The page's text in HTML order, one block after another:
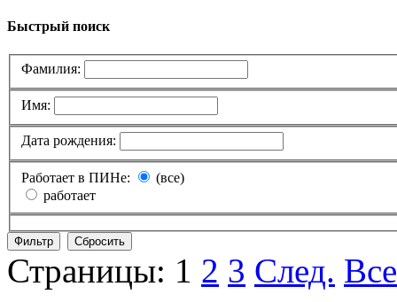
Быстрый поиск
Фамилия:
Имя:
Дата рождения:
Работает в ПИНе:
(все)
работает
Страницы: 1 2 3 След. Все